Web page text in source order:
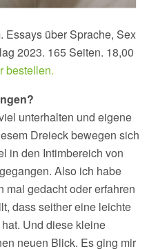
Essays über Sprache, Sex
2023. 165 Seiten. 18,00
bestellen.
unterhalten und eigene
Dreieck bewegen sich
in den Intimbereich von
Also ich habe
mal gedacht oder erfahren
dass seither eine leichte
Und diese kleine
neuen Blick. Es ging mir